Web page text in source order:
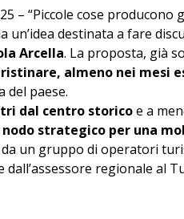
– “Piccole cose
un’idea destinata a fare
Arcella. La proposta, già
almeno nei mesi
del paese.
dal centro storico e a
nodo strategico per una
da un gruppo di operatori
dall’assessore regionale al